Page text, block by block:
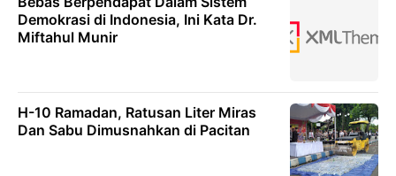
Demokrasi di Indonesia, Ini Kata Dr.
Miftahul Munir
H-10 Ramadan, Ratusan Liter Miras
Dan Sabu Dimusnahkan di Pacitan